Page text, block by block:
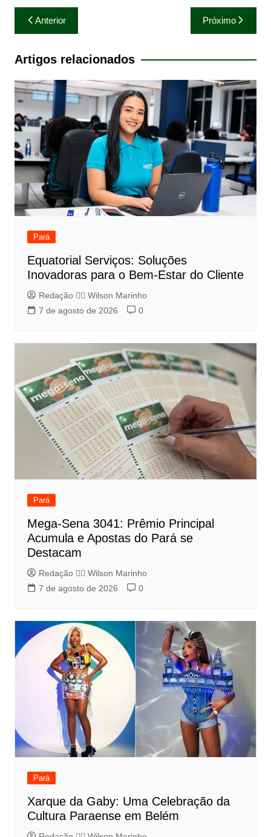
Navegação
de
Post
Anterior Próximo
Artigos relacionados
Pará
Equatorial Serviços: Soluções
Inovadoras para o Bem-Estar do Cliente
Redação 👨‍⚖️​ Wilson Marinho
7 de agosto de 2026
0
Pará
Mega-Sena 3041: Prêmio Principal
Acumula e Apostas do Pará se
Destacam
Redação 👨‍⚖️​ Wilson Marinho
7 de agosto de 2026
0
Pará
Xarque da Gaby: Uma Celebração da
Cultura Paraense em Belém